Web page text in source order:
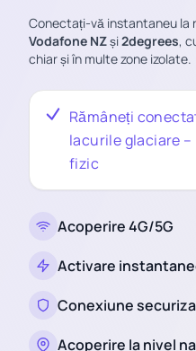
Conectați-vă instantaneu la
Vodafone NZși2degrees,
chiar și în multe zone izolate.
Rămâneți
lacurile glaciare –
fizic
Acoperire 4G/5G
Activare
Conexiune
Acoperire la nivel